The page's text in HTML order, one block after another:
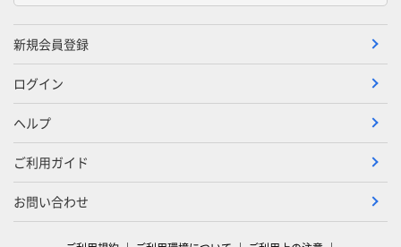
新規会員登録
ログイン
ヘルプ
ご利用ガイド
お問い合わせ